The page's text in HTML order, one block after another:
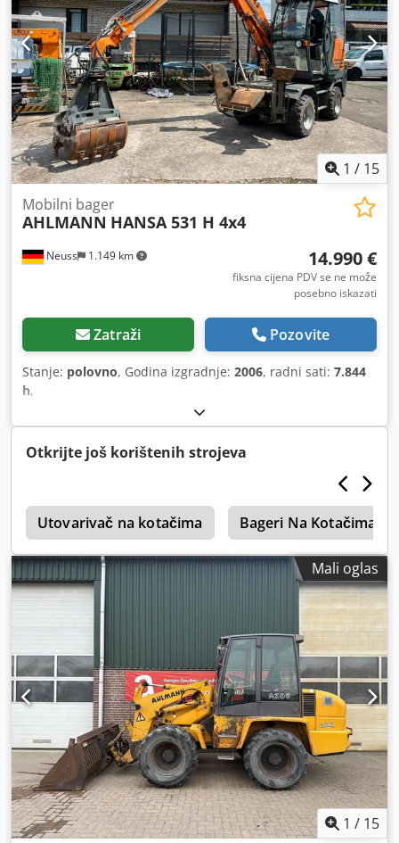
1 / 15
Neuss 1.149 km
Mobilni bager
AHLMANN HANSA 531 H 4x4
14.990 €
fiksna cijena PDV se ne može
posebno iskazati
Zatraži Pozovite
Stanje: polovno, Godina izgradnje: 2006, radni sati: 7.844
h,
Otkrijte još korištenih strojeva
Utovarivač na kotačima Bageri Na Kotačima
Mali oglas
1 / 15